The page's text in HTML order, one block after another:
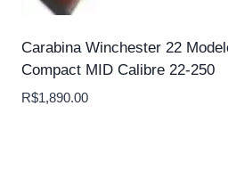
Carabina Winchester 22
Compact MID Calibre 22-250
R$1,890.00